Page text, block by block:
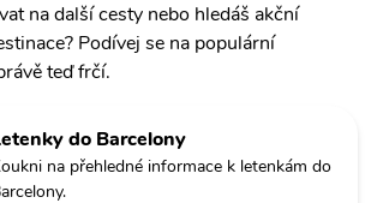
na další cesty nebo hledáš akční
Podívej se na populární
teď frčí.
do Barcelony
na přehledné informace k letenkám do